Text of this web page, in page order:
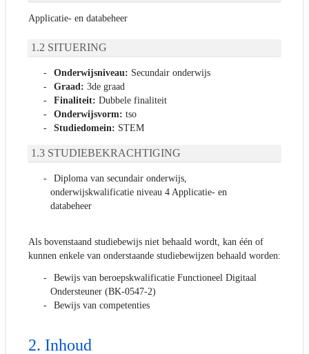
Applicatie- en databeheer
SITUERING
Onderwijsniveau: Secundair onderwijs
Graad: 3de graad
Finaliteit: Dubbele finaliteit
Onderwijsvorm: tso
Studiedomein: STEM
STUDIEBEKRACHTIGING
Diploma van secundair onderwijs,
onderwijskwalificatie niveau 4 Applicatie- en
databeheer
Als bovenstaand studiebewijs niet behaald wordt, kan één of
kunnen enkele van onderstaande studiebewijzen behaald worden:
Bewijs van beroepskwalificatie Functioneel Digitaal
Ondersteuner (BK-0547-2)
Bewijs van competenties
Inhoud